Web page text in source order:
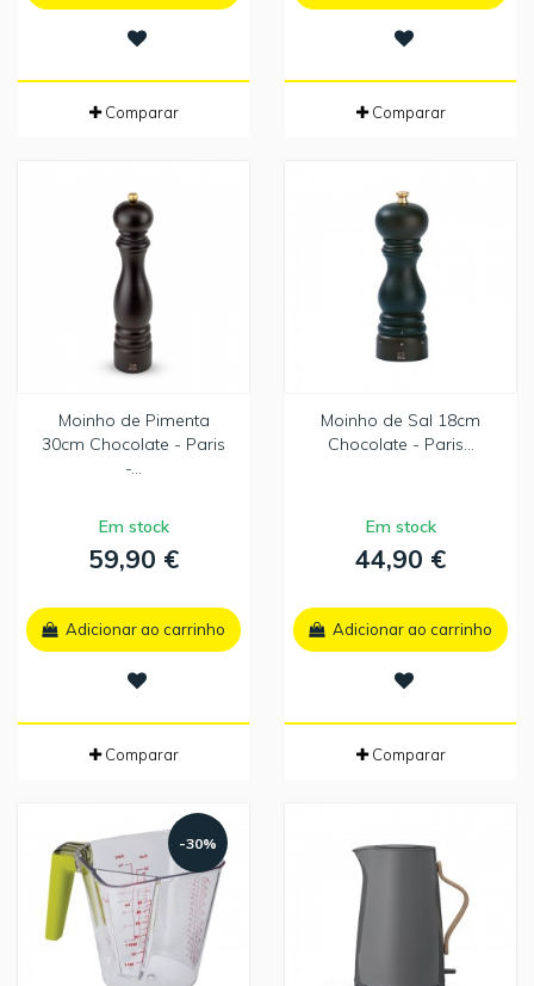
Comparar Comparar
Moinho de Pimenta
30cm Chocolate - Paris
-...
Em stock
59,90 €
Adicionar ao carrinho
Comparar
Moinho de Sal 18cm
Chocolate - Paris...
Em stock
44,90 €
Adicionar ao carrinho
Comparar
-30%